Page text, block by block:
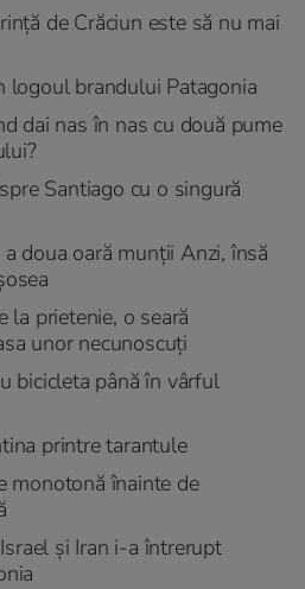
de Crăciun este să nu mai
logoul brandului Patagonia
dai nas în nas cu două pume
Santiago cu o singură
doua oară munții Anzi, însă
la prietenie, o seară
unor necunoscuți
bicicleta până în vârful
printre tarantule
monotonă înainte de
și Iran i-a întrerupt